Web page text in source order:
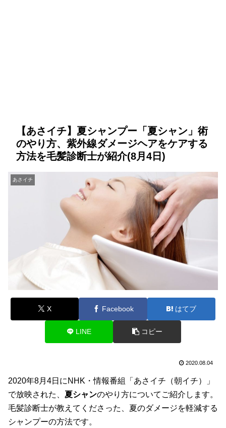
【あさイチ】夏シャンプー「夏シャン」術
のやり方、紫外線ダメージヘアをケアする
方法を毛髪診断士が紹介(8月4日)
あさイチ
X Facebook はてブ
LINE コピー
2020.08.04
2020年8月4日にNHK・情報番組「あさイチ（朝イチ）」
で放映された、 夏シャンのやり方についてご紹介します。
毛髪診断士が教えてくださった、夏のダメージを軽減する
シャンプーの方法です。